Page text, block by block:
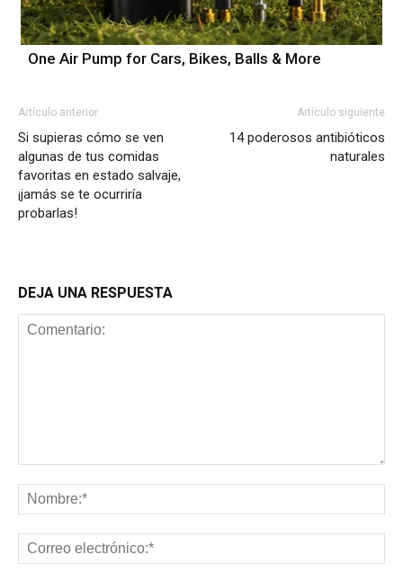
One Air Pump for Cars, Bikes, Balls & More
Artículo anterior
Si supieras cómo se ven
algunas de tus comidas
favoritas en estado salvaje,
¡jamás se te ocurriría
probarlas!
Artículo siguiente
14 poderosos antibióticos
naturales
DEJA UNA RESPUESTA